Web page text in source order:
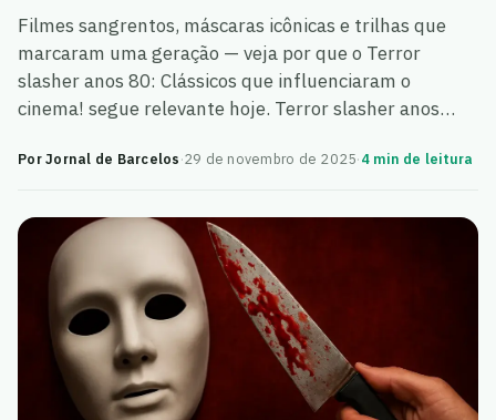
Filmes sangrentos, máscaras icônicas e trilhas que
marcaram uma geração — veja por que o Terror
slasher anos 80: Clássicos que influenciaram o
cinema! segue relevante hoje. Terror slasher anos…
Por Jornal de Barcelos·29 de novembro de 2025·4 min de leitura